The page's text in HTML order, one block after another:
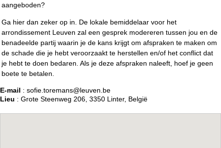
aangeboden?
Ga hier dan zeker op in. De lokale bemiddelaar voor het
arrondissement Leuven zal een gesprek modereren tussen jou en de
benadeelde partij waarin je de kans krijgt om afspraken te maken om
de schade die je hebt veroorzaakt te herstellen en/of het conflict dat
je hebt te doen bedaren. Als je deze afspraken naleeft, hoef je geen
boete te betalen.
E-mail : sofie.toremans@leuven.be
Lieu : Grote Steenweg 206, 3350 Linter, België